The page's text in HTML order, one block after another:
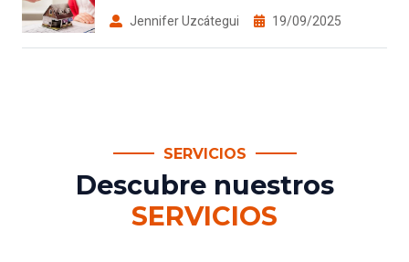
Jennifer Uzcátegui 19/09/2025
SERVICIOS
Descubre nuestros
SERVICIOS